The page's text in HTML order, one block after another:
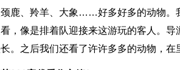
鹿、羚羊、大象……好多好多的动物。
，像是排着队迎接来这游玩的客人。
。之后我们还看了许许多多的动物，在